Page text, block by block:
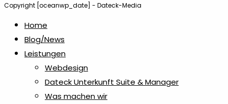
Copyright [oceanwp_date] - Dateck-Media
Home
Blog/News
Leistungen
Webdesign
Dateck Unterkunft Suite & Manager
Was machen wir